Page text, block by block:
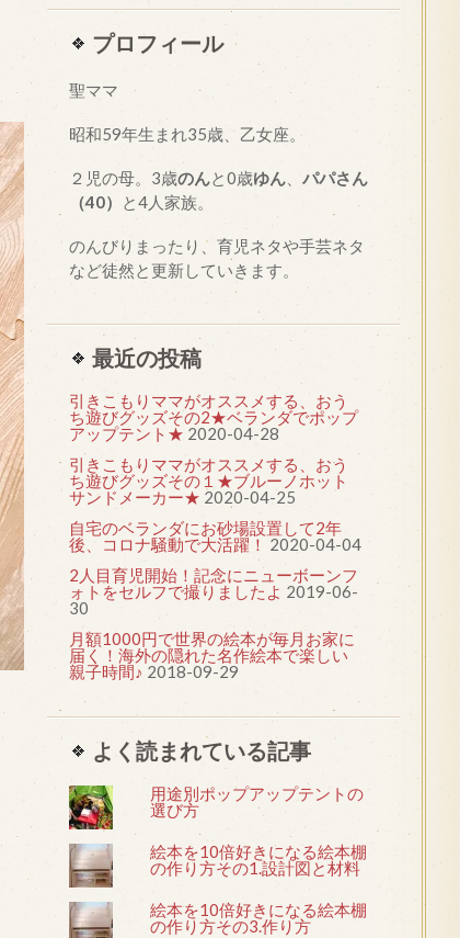
プロフィール
聖ママ
昭和59年生まれ35歳、乙女座。
２児の母。3歳のんと0歳ゆん、 パパさん
（40）
と4人家族。
のんびりまったり、育児ネタや手芸ネタ
など徒然と更新していきます。
最近の投稿
引きこもりママがオススメする、おう
ち遊びグッズその2★ベランダでポップ
アップテント★ 2020-04-28
引きこもりママがオススメする、おう
ち遊びグッズその１★ブルーノホット
サンドメーカー★ 2020-04-25
自宅のベランダにお砂場設置して2年
後、コロナ騒動で大活躍！ 2020-04-04
2人目育児開始！記念にニューボーンフ
ォトをセルフで撮りましたよ 2019-06-
30
月額1000円で世界の絵本が毎月お家に
届く！海外の隠れた名作絵本で楽しい
親子時間♪ 2018-09-29
よく読まれている記事
用途別ポップアップテントの
選び方
絵本を10倍好きになる絵本棚
の作り方その1.設計図と材料
絵本を10倍好きになる絵本棚
の作り方その3.作り方